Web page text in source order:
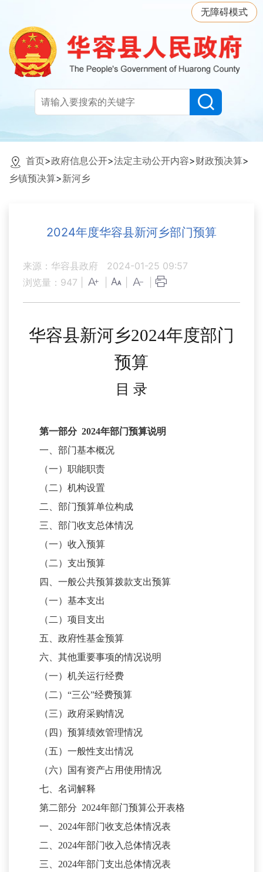
无障碍模式
首页>政府信息公开>法定主动公开内容>财政预决算>
乡镇预决算>新河乡
2024年度华容县新河乡部门预算
来源：华容县政府
2024-01-25 09:57
浏览量： 947
华容县新河乡2024年度部门
预算
目 录
第一部分2024年部门预算说明
一、部门基本概况
（一）职能职责
（二）机构设置
二、部门预算单位构成
三、部门收支总体情况
（一）收入预算
（二）支出预算
四、一般公共预算拨款支出预算
（一）基本支出
（二）项目支出
五、政府性基金预算
六、其他重要事项的情况说明
（一）机关运行经费
（二） “三公”经费预算
（三）政府采购情况
（四）预算绩效管理情况
（五）一般性支出情况
（六）国有资产占用使用情况
七、名词解释
第二部分 2024年部门预算公开表格
一、 2024年部门收支总体情况表
二、 2024年部门收入总体情况表
三、 2024年部门支出总体情况表